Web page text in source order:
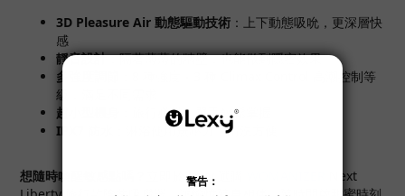
3D Pleasure Air 動態驅動技術 ：上下動態吸吮，更深層快
感
靜音設計：隔著薄薄的牆壁，也能做到隱密效果
多強度調節
：8 種強度＋3 種 Climax Control 高潮控制等
級，滿足不同需求
超小型機身
：旅行必備，單手輕鬆掌握
IPX7 防水
：淋浴使用無壓力，清洗方便
想隨時喚醒敏感點嗎？ 立即於 Lexy 選購
Next